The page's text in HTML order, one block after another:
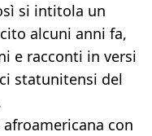
si intitola un
alcuni anni fa,
e racconti in versi
statunitensi del
con